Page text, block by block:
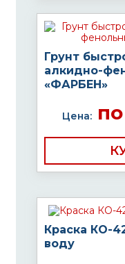
Грунт
алкидно-
«ФАРБЕН»
Цена:по
Краска КО-
воду